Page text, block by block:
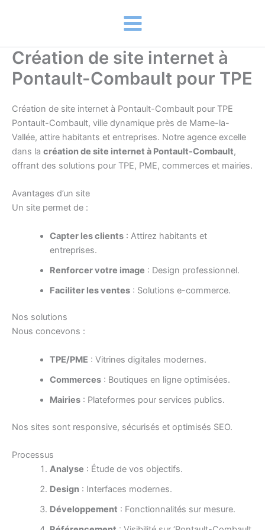
Création de site internet à
Pontault-Combault pour TPE
Création de site internet à Pontault-Combault pour TPE
Pontault-Combault, ville dynamique près de Marne-la-
Vallée, attire habitants et entreprises. Notre agence excelle
dans la création de site internet à Pontault-Combault,
offrant des solutions pour TPE, PME, commerces et mairies.
Avantages d’un site
Un site permet de :
Capter les clients: Attirez habitants et
entreprises.
Renforcer votre image : Design professionnel.
Faciliter les ventes: Solutions e-commerce.
Nos solutions
Nous concevons :
TPE/PME : Vitrines digitales modernes.
Commerces: Boutiques en ligne optimisées.
Mairies: Plateformes pour services publics.
Nos sites sont responsive, sécurisés et optimisés SEO.
Processus
Analyse : Étude de vos objectifs.
Design: Interfaces modernes.
Développement : Fonctionnalités sur mesure.